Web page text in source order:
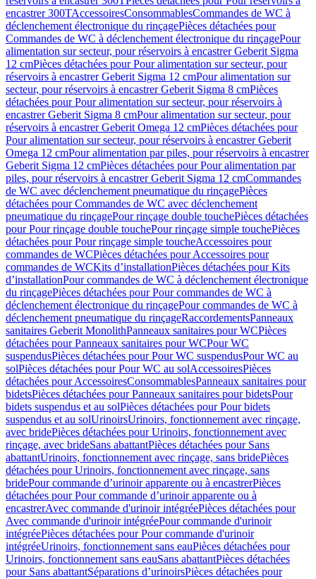
encastrer 300TAccessoiresConsommablesCommandes de WC à
déclenchement électronique du rinçagePièces détachées pour
Commandes de WC à déclenchement électronique du rinçagePour
alimentation sur secteur, pour réservoirs à encastrer Geberit Sigma
12 cmPièces détachées pour Pour alimentation sur secteur, pour
réservoirs à encastrer Geberit Sigma 12 cmPour alimentation sur
secteur, pour réservoirs à encastrer Geberit Sigma 8 cmPièces
détachées pour Pour alimentation sur secteur, pour réservoirs à
encastrer Geberit Sigma 8 cmPour alimentation sur secteur, pour
réservoirs à encastrer Geberit Omega 12 cmPièces détachées pour
Pour alimentation sur secteur, pour réservoirs à encastrer Geberit
Omega 12 cmPour alimentation par piles, pour réservoirs à encastrer
Geberit Sigma 12 cmPièces détachées pour Pour alimentation par
piles, pour réservoirs à encastrer Geberit Sigma 12 cmCommandes
de WC avec déclenchement pneumatique du rinçagePièces
détachées pour Commandes de WC avec déclenchement
pneumatique du rinçagePour rinçage double touchePièces détachées
pour Pour rinçage double touchePour rinçage simple touchePièces
détachées pour Pour rinçage simple toucheAccessoires pour
commandes de WCPièces détachées pour Accessoires pour
commandes de WCKits d’installationPièces détachées pour Kits
d’installationPour commandes de WC à déclenchement électronique
du rinçagePièces détachées pour Pour commandes de WC à
déclenchement électronique du rinçagePour commandes de WC à
déclenchement pneumatique du rinçageRaccordementsPanneaux
sanitaires Geberit MonolithPanneaux sanitaires pour WCPièces
détachées pour Panneaux sanitaires pour WCPour WC
suspendusPièces détachées pour Pour WC suspendusPour WC au
solPièces détachées pour Pour WC au solAccessoiresPièces
détachées pour AccessoiresConsommablesPanneaux sanitaires pour
bidetsPièces détachées pour Panneaux sanitaires pour bidetsPour
bidets suspendus et au solPièces détachées pour Pour bidets
suspendus et au solUrinoirsUrinoirs, fonctionnement avec rinçage,
avec bridePièces détachées pour Urinoirs, fonctionnement avec
rinçage, avec brideSans abattantPièces détachées pour Sans
abattantUrinoirs, fonctionnement avec rinçage, sans bridePièces
détachées pour Urinoirs, fonctionnement avec rinçage, sans
bridePour commande d’urinoir apparente ou à encastrerPièces
détachées pour Pour commande d’urinoir apparente ou à
encastrerAvec commande d'urinoir intégréePièces détachées pour
Avec commande d'urinoir intégréePour commande d'urinoir
intégréePièces détachées pour Pour commande d'urinoir
intégréeUrinoirs, fonctionnement sans eauPièces détachées pour
Urinoirs, fonctionnement sans eauSans abattantPièces détachées
pour Sans abattantSéparations d’urinoirsPièces détachées pour